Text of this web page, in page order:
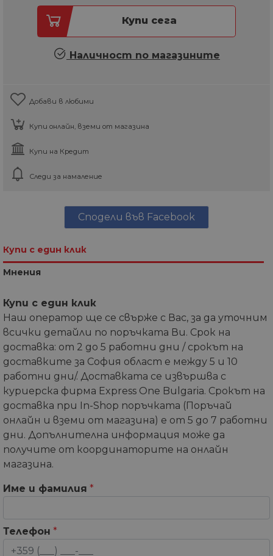
Купи сега
Наличност по магазините
Добави в любими
Купи онлайн, вземи от магазина
Купи на Кредит
Следи за намаление
Сподели във Facebook
Купи с един клик
Мнения
Купи с един клик
Наш оператор ще се свърже с Вас, за да уточним
всички детайли по поръчката Ви. Срок на
доставка: от 2 до 5 работни дни / срокът на
доставките за София област е между 5 и 10
работни дни/. Доставката се извършва с
куриерска фирма Express One Bulgaria. Срокът на
доставка при In-Shop поръчката (Поръчай
онлайн и вземи от магазина) е от 5 до 7 работни
дни. Допълнителна информация може да
получите от координаторите на онлайн
магазина.
Име и фамилия *
Телефон *